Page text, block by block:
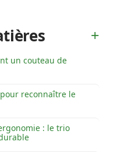
un couteau de
reconnaître le
: le trio